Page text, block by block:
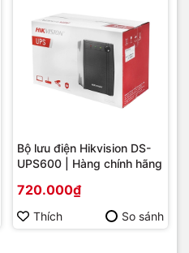
Bộ lưu điện Hikvision DS-
UPS600 | Hàng chính hãng
720.000₫
Thích So sánh